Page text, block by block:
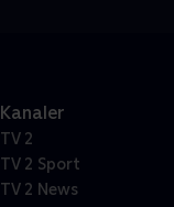
Kanaler
TV 2
TV 2 Sport
TV 2 News